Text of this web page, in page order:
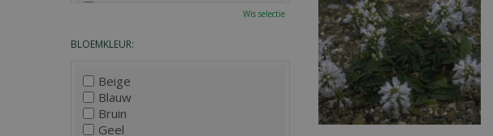
December
Wis selectie
BLOEMKLEUR:
Beige
Blauw
Bruin
Geel